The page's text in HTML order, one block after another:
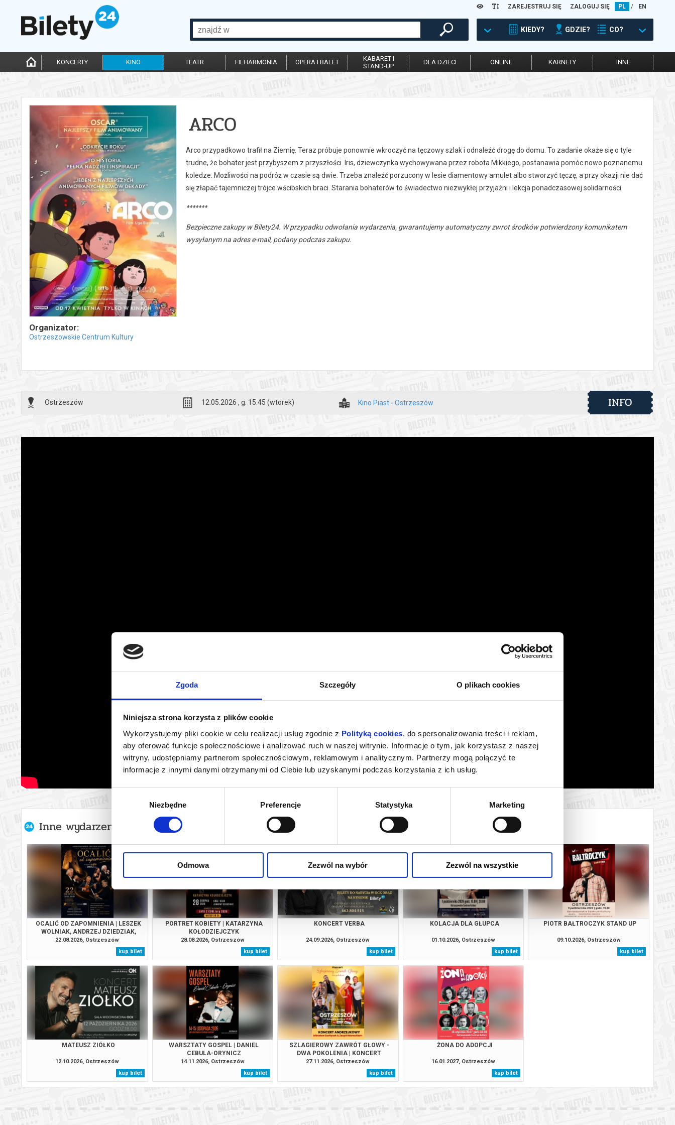
Zgoda Szczegóły O plikach cookies
Niniejsza strona korzysta z plików cookie
Wykorzystujemy pliki cookie w celu realizacji usług zgodnie z Polityką cookies, do spersonalizowania treści i reklam,
aby oferować funkcje społecznościowe i analizować ruch w naszej witrynie. Informacje o tym, jak korzystasz z naszej
witryny, udostępniamy partnerom społecznościowym, reklamowym i analitycznym. Partnerzy mogą połączyć te
informacje z innymi danymi otrzymanymi od Ciebie lub uzyskanymi podczas korzystania z ich usług.
Niezbędne Preferencje Statystyka Marketing
Odmowa Zezwól na wybór Zezwól na wszystkie
ZAREJESTRUJ SIĘ ZALOGUJ SIĘ PL / EN
KIEDY? GDZIE? CO?
KONCERTY KINO TEATR FILHARMONIA OPERA I BALET
KABARET I
STAND-UP
DLA DZIECI ONLINE KARNETY INNE
Organizator:
Ostrzeszowskie Centrum Kultury
ARCO
Arco przypadkowo trafił na Ziemię. Teraz próbuje ponownie wkroczyć na tęczowy szlak i odnaleźć drogę do domu. To zadanie okaże się o tyle
trudne, że bohater jest przybyszem z przyszłości. Iris, dziewczynka wychowywana przez robota Mikkiego, postanawia pomóc nowo poznanemu
koledze. Możliwości na podróż w czasie są dwie. Trzeba znaleźć porzucony w lesie diamentowy amulet albo stworzyć tęczę, a przy okazji nie dać
się złapać tajemniczej trójce wścibskich braci. Starania bohaterów to świadectwo niezwykłej przyjaźni i lekcja ponadczasowej solidarności.
*******
Bezpieczne zakupy w Bilety24. W przypadku odwołania wydarzenia, gwarantujemy automatyczny zwrot środków potwierdzony komunikatem
wysyłanym na adres e-mail, podany podczas zakupu.
Ostrzeszów 12.05.2026 , g. 15:45 (wtorek) Kino Piast - Ostrzeszów INFO
Inne wydarzenia organizatora
OCALIĆ OD ZAPOMNIENIA | LESZEK
WOLNIAK, ANDRZEJ DZIEDZIAK,
TADEUSZ KAROLCZAK
22.08.2026, Ostrzeszów
kup bilet
PORTRET KOBIETY | KATARZYNA
KOŁODZIEJCZYK
28.08.2026, Ostrzeszów
kup bilet
KONCERT VERBA
24.09.2026, Ostrzeszów
kup bilet
KOLACJA DLA GŁUPCA
01.10.2026, Ostrzeszów
kup bilet
PIOTR BAŁTROCZYK STAND UP
09.10.2026, Ostrzeszów
kup bilet
MATEUSZ ZIÓŁKO
12.10.2026, Ostrzeszów
kup bilet
WARSZTATY GOSPEL | DANIEL
CEBULA-ORYNICZ
14.11.2026, Ostrzeszów
kup bilet
SZLAGIEROWY ZAWRÓT GŁOWY -
DWA POKOLENIA | KONCERT
ANDRZEJKOWY
27.11.2026, Ostrzeszów
kup bilet
ŻONA DO ADOPCJI
16.01.2027, Ostrzeszów
kup bilet